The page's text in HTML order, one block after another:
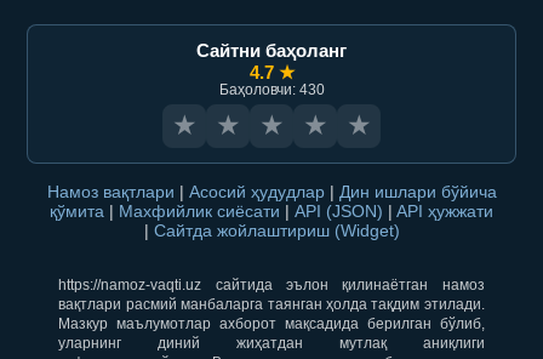
Сайтни баҳоланг
4.7 ★
Баҳоловчи: 430
★ ★ ★ ★ ★
Намоз вақтлари | Асосий ҳудудлар | Дин ишлари бўйича
қўмита | Махфийлик сиёсати | API (JSON) | API ҳужжати
| Сайтда жойлаштириш (Widget)
https://namoz-vaqti.uz сайтида эълон қилинаётган намоз
вақтлари расмий манбаларга таянган ҳолда тақдим этилади.
Мазкур маълумотлар ахборот мақсадида берилган бўлиб,
уларнинг диний жиҳатдан мутлақ аниқлиги